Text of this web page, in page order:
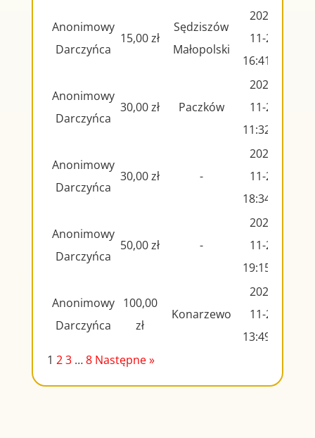
Anonimowy
Darczyńca
15,00 zł
Sędziszów
Małopolski
2024-
11-29
16:41:40
Anonimowy
Darczyńca
30,00 zł Paczków
2024-
11-29
11:32:56
Anonimowy
Darczyńca
30,00 zł -
2024-
11-28
18:34:21
Anonimowy
Darczyńca
50,00 zł -
2024-
11-27
19:15:54
Anonimowy
Darczyńca
100,00
zł
Konarzewo
2024-
11-27
13:49:46
1 23 …8 Następne »